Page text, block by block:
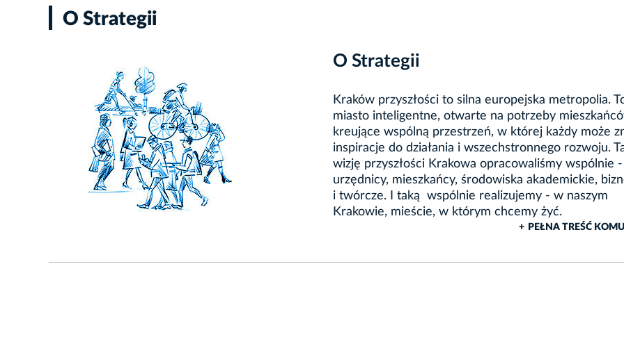
O Strategii
O Strategii
Kraków przyszłości to silna europejska metropolia.
miasto inteligentne, otwarte na potrzeby
kreujące wspólną przestrzeń, w której każdy może
inspiracje do działania i wszechstronnego rozwoju.
wizję przyszłości Krakowa opracowaliśmy wspólnie -
urzędnicy, mieszkańcy, środowiska akademickie,
i twórcze. I taką wspólnie realizujemy - w naszym
Krakowie, mieście, w którym chcemy żyć.
+ PEŁNA TREŚĆ